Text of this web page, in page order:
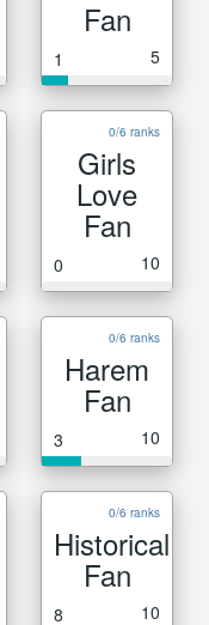
Fan
1 5
0/6 ranks
Girls
Love
Fan
0 10
0/6 ranks
Harem
Fan
3 10
0/6 ranks
Historical
Fan
8 10